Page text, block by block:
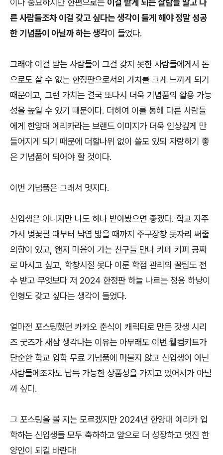
이나 중요하지만 한편으로는 이걸 받게 되는 살람들 말고 다
른 사람들조차 이걸 갖고 싶다는 생각이 들게 해야 정말 성공
한 기념품이 아닐까 하는 생각이 들었다.
그래야 이걸 받는 사람들이 그걸 갖지 못한 사람들에게서 돈
으로도 살 수 없는 한정판으로서의 가치를 크게 느끼게 되기
때문이고, 그런 가치는 결국 또다시 더욱 기념품의 활용 가능
성을 높일 수 있기 때문이다. 더하여 이를 통해 다른 사람들
에게 한양대 에리카라는 브랜드 이미지가 더욱 인상깊게 만
들어지게 되기 때문에 더할나위 없이 쓸모 있되 자랑하기 좋
은 기념품이 되어야 할 것이다.
이번 기념품은 그래서 멋지다.
신입생은 아니지만 나도 하나 받아봤으면 좋겠다. 학교 자주
가서 벚꽃필 때부터 낙엽 밟을 때까지 주구장창 돗자리 써줄
의향이 있고, 왠지 마음이 가는 친구들 만나 카페 커피 공짜
로 마시고 싶고, 학창시절 못다 이룬 학점 관리의 꿀팁도 전
수 받고 무엇보다 저 2024 한정판 하늘 나르는 청용 하냥이
인형도 갖고 싶다는 생각이 들었다.
얼마전 포스팅했던 카카오 춘식이 캐릭터로 만든 갓생 시리
즈 굿즈가 새삼 생각나는 이유는 아무래도 이번 웰컴키트가
단순한 학교 입학 무료 기념품에 머물지 않고 신입생이 아닌
사람들에조차도 납득 가능한 상품성을 가지고 있어서가 아닐
까 싶다.
그 포스팅을 볼 지는 모르겠지만 2024년 한양대 에리카 입
학하는 신입생들 모두 축하하고 앞으로 더 성장하고 멋진 한
양인이 되길 바란다!